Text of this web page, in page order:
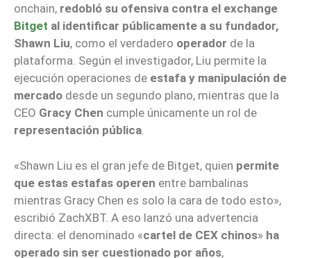
onchain, redobló su ofensiva contra el exchange
Bitget al identificar públicamente a su fundador,
Shawn Liu, como el verdadero operador de la
plataforma. Según el investigador, Liu permite la
ejecución operaciones de estafa y manipulación de
mercado desde un segundo plano, mientras que la
CEO Gracy Chen cumple únicamente un rol de
representación pública.
«Shawn Liu es el gran jefe de Bitget, quien permite
que estas estafas operen entre bambalinas
mientras Gracy Chen es solo la cara de todo esto»,
escribió ZachXBT. A eso lanzó una advertencia
directa: el denominado «cartel de CEX chinos» ha
operado sin ser cuestionado por años,